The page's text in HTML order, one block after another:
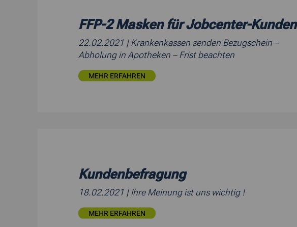
FFP-2 Masken für Jobcenter-Kunden
22.02.2021 | Krankenkassen senden Bezugschein –
Abholung in Apotheken – Frist beachten
MEHR ERFAHREN
Kundenbefragung
18.02.2021 | Ihre Meinung ist uns wichtig !
MEHR ERFAHREN